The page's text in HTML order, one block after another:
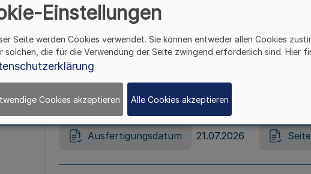
Gesetz zur Vermeidung von
(Landesantidiskriminierungsgesetz – LADG
Ausfertigungsdatum 21.07.2026 Seite
Gesetz zur Änderung des Online-
Ausfertigungsdatum 21.07.2026 Seite
Einstellungen
Seite werden Cookies verwendet. Sie können entweder allen Cookies
solchen, die für die Verwendung der Seite zwingend erforderlich sind. Hier
Cookies akzeptieren Alle Cookies akzeptieren